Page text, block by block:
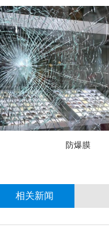
防爆膜
相关新闻